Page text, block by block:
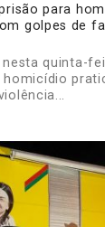
para
golpes de
quinta-